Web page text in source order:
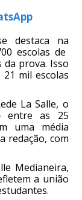
destaca na
escolas de
prova. Isso
mil escolas
La Salle, o
entre as 25
uma média
redação, com
Medianeira,
a união